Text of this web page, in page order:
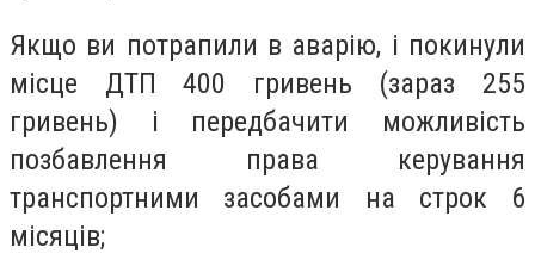
Якщо ви потрапили в аварію, і покинули
місце ДТП 400 гривень (зараз 255
гривень) і передбачити можливість
позбавлення права керування
транспортними засобами на строк 6
місяців;